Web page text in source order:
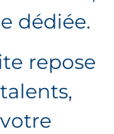
dédiée.
repose